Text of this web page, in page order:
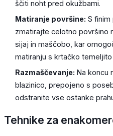
ščiti noht pred okužbami.
Matiranje površine: S finim
zmatirajte celotno površino
sijaj in maščobo, kar
matiranju s krtačko
Razmaščevanje: Na koncu
blazinico, prepojeno s
odstranite vse ostanke
Tehnike za